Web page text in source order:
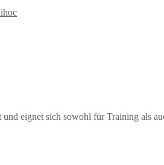
eignet sich sowohl für Training als